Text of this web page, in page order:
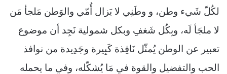
لكُلّ شَيء وطن، و وطَنِي لا يَزال أُمّي والوَطن مَلجأ مَن
لا ملجَأ لَه، وبِكُل شَغفِِ وبكل شمولية نَجِد أن موضوع
تعبير عن الوطن يُمثّل نَافِذة كَبِيرة وجَدِيدة من نوافذ
الحب والتفضيل والقوة في مَا يُشكّله، وفي ما يحمله